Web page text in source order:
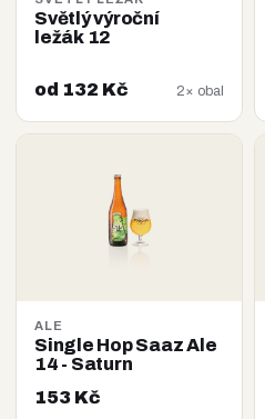
Světlý výroční
ležák 12
od 132 Kč 2× obal
ALE
Single Hop Saaz Ale
14 - Saturn
153 Kč